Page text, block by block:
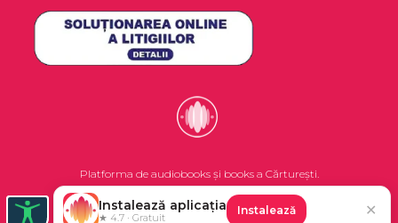
Platforma de audiobooks și books a Cărturești.
©2026 Nemo EPG SRL. Toate drepturile rezervate.
Instalează aplicația
★ 4.7 · Gratuit
Instalează ✕